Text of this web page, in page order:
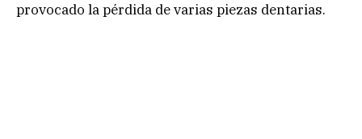
provocado la pérdida de varias piezas dentarias.